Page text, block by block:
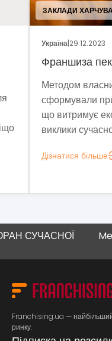
ЗАКЛАДИ
Україна|29.12.2023
Франшиза
Методом
сформували
що витримує
виклики
Дізнатися більше
Meat Bar
Franchising.ua —
ринку.